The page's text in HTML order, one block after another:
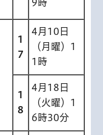
9時
1
7
4月10日
（月曜）1
1時
1
8
4月18日
（火曜）1
6時30分